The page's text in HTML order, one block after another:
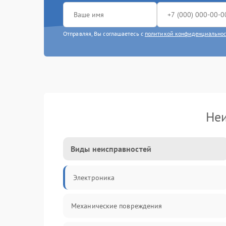
Отправляя, Вы соглашаетесь с политикой
Виды неисправностей
Электроника
Механические повреждения